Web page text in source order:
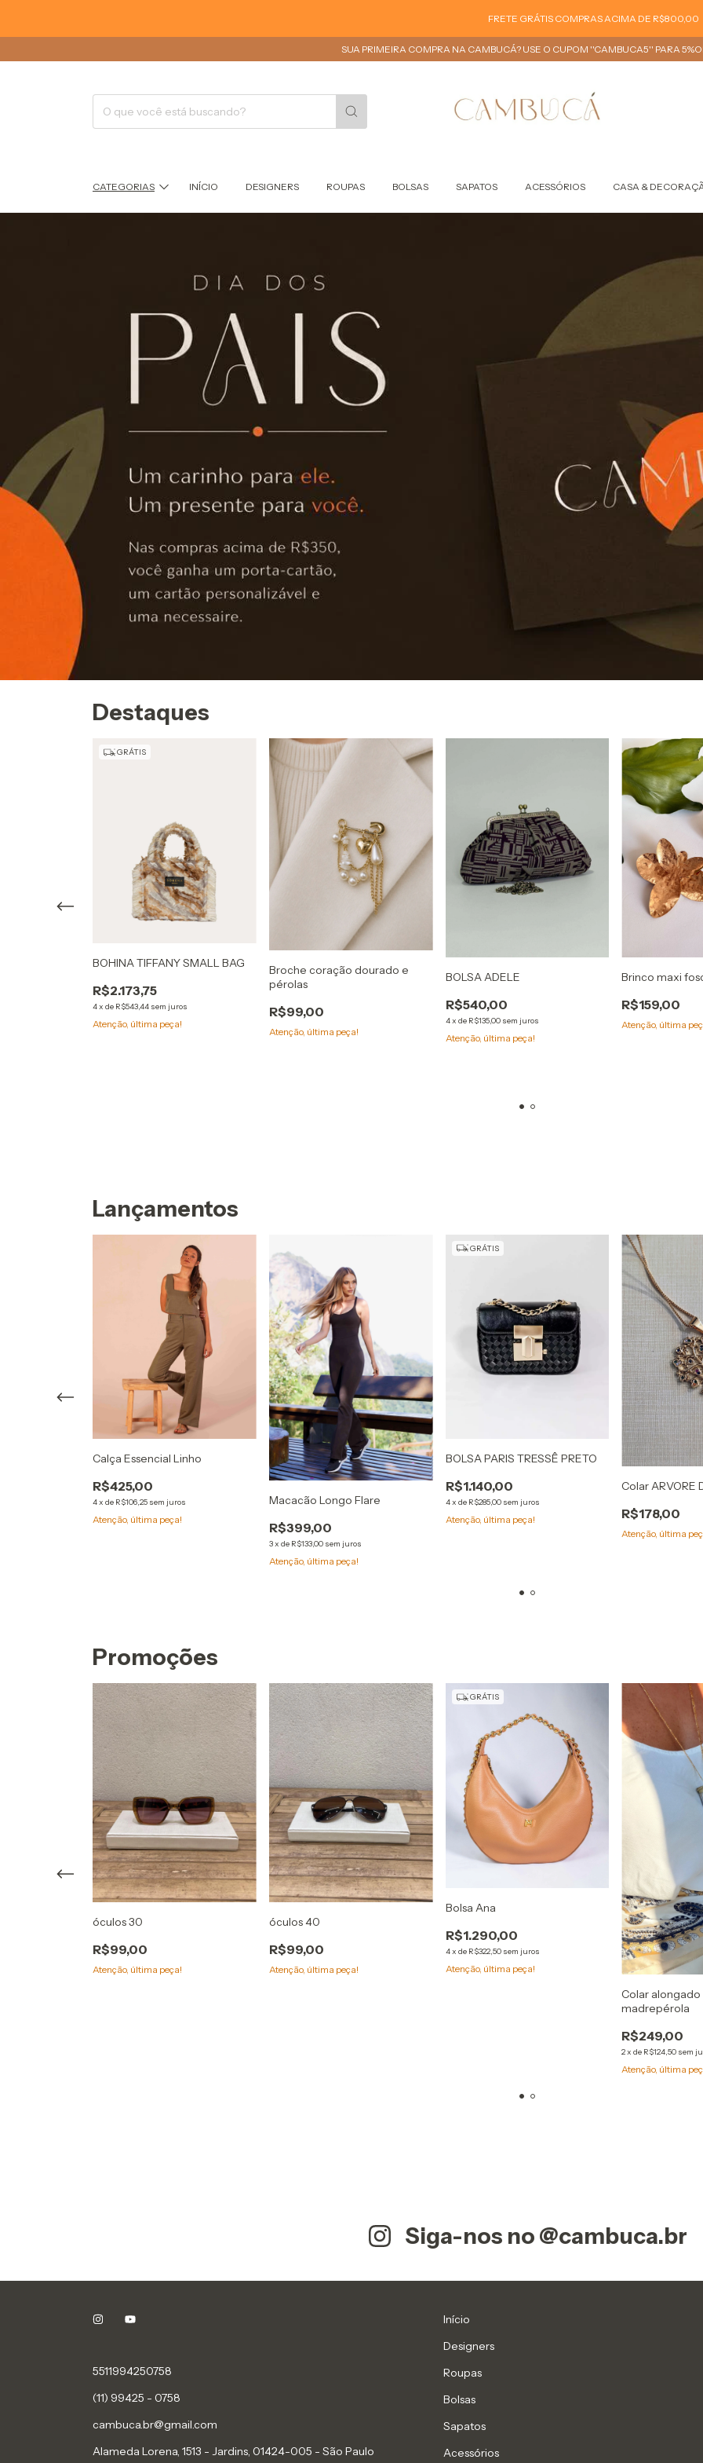
FRETE GRÁTIS COMPRAS ACIMA DE R$800,00
SUA PRIMEIRA COMPRA NA CAMBUCÁ? USE O CUPOM ''CAMBUCA5'' PARA
CATEGORIAS INÍCIO DESIGNERS ROUPAS BOLSAS SAPATOS ACESSÓRIOS CASA &
Destaques
GRÁTIS
BOHINA TIFFANY SMALL BAG
R$2.173,75
4x de R$543,44 sem juros
Atenção, última peça!
Broche coração dourado e
pérolas
R$99,00
Atenção, última peça!
BOLSA ADELE
R$540,00
4x de R$135,00 sem juros
Atenção, última peça!
Brinco maxi
R$159,00
Atenção, última
Lançamentos
Calça Essencial Linho
R$425,00
4x de R$106,25 sem juros
Atenção, última peça!
Macacão Longo Flare
R$399,00
3x de R$133,00 sem juros
Atenção, última peça!
GRÁTIS
BOLSA PARIS TRESSÊ PRETO
R$1.140,00
4x de R$285,00 sem juros
Atenção, última peça!
Colar ARVORE
R$178,00
Atenção, última
Promoções
óculos 30
R$99,00
Atenção, última peça!
óculos 40
R$99,00
Atenção, última peça!
GRÁTIS
Bolsa Ana
R$1.290,00
4x de R$322,50 sem juros
Atenção, última peça!
Colar
madrepérola
R$249,00
2xde R$124,50 sem
Atenção, última
Siga-nos no @cambuca.br
5511994250758
(11) 99425 - 0758
cambuca.br@gmail.com
Alameda Lorena, 1513 - Jardins, 01424-005 - São Paulo
Início
Designers
Roupas
Bolsas
Sapatos
Acessórios